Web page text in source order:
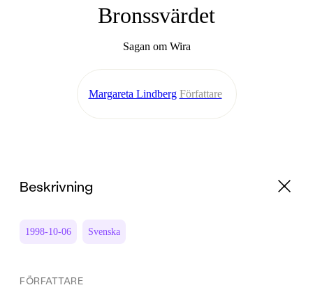
Bronssvärdet
Sagan om Wira
Margareta Lindberg Författare
Beskrivning
1998-10-06 Svenska
FÖRFATTARE